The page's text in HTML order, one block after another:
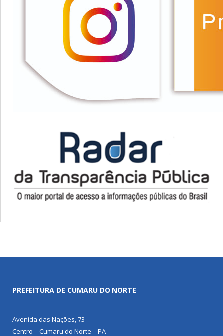
PREFEITURA DE CUMARU DO NORTE
Avenida das Nações, 73
Centro – Cumaru do Norte – PA